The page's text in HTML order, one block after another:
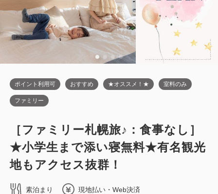
大人
税・サービス料込
合計 42,850円
残り1室 詳細 今すぐ予約
／禁煙・18平米
禁煙 19.00m 2 1~4名
シングルサイズ / 幅90-130cm×2
Wi-Fiあり（無料）
ポイント利用可 おすすめ ★オススメ！★ 室料のみ
ファミリー
［ファミリー札幌旅♪：食事なし］
★小学生まで添い寝無料★有名観光
地もアクセス抜群！
素泊まり 現地払い・Web決済